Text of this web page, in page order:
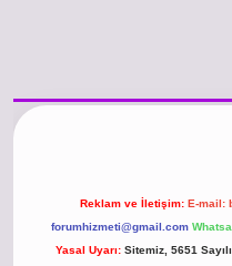
Reklam ve İletişim: E-mail:
forumhizmeti@gmail.com
Yasal Uyarı: Sitemiz, 5651